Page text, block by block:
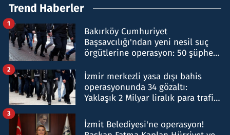
Trend Haberler
Bakırköy Cumhuriyet
Başsavcılığı'ndan yeni nesil suç
örgütlerine operasyon: 50 şüpheli
1
İzmir merkezli yasa dışı bahis
operasyonunda 34 gözaltı:
Yaklaşık 2 Milyar liralık para trafiği
2
İzmit Belediyesi'ne operasyon!
3